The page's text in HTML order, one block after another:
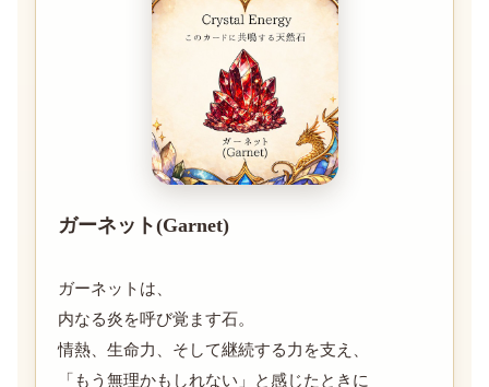
ガーネット(Garnet)
ガーネットは、
内なる炎を呼び覚ます石。
情熱、生命力、そして継続する力を支え、
「もう無理かもしれない」と感じたときに